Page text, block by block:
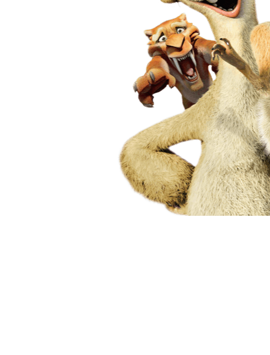
просто пошел в
максимум через
TatyanaL
Потрясающая
alers2712
фильм стоит
Макси
Качайте, не
Макси
Смотрел